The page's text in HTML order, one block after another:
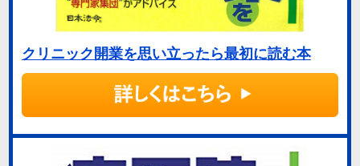
クリニック開業を思い立ったら最初に読む本